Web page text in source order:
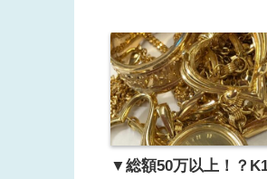
▼総額50万以上！？